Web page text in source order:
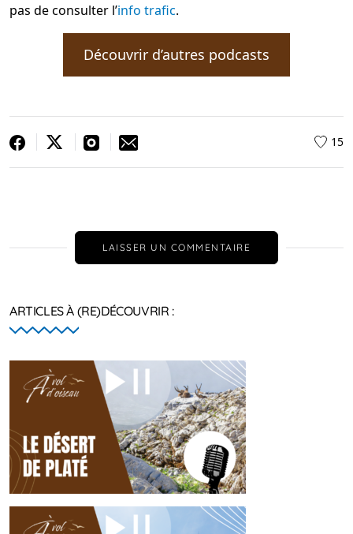
pas de consulter l’info trafic.
Découvrir d’autres podcasts
15
LAISSER UN COMMENTAIRE
ARTICLES À (RE)DÉCOUVRIR :